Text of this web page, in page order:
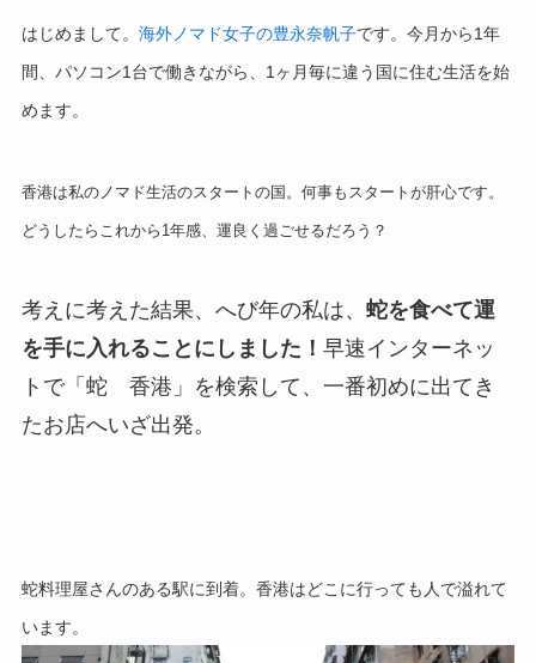
はじめまして。 海外ノマド女子の豊永奈帆子です。 今月から1年
間、パソコン1台で働きながら、1ヶ月毎に違う国に住む生活を始
めます。
香港は私のノマド生活のスタートの国。何事もスタートが肝心です。
どうしたらこれから1年感、運良く過ごせるだろう？
考えに考えた結果、 へび年の私は、 蛇を食べて運
を手に入れることにしました！ 早速インターネッ
トで「蛇 香港」を検索して、一番初めに出てき
たお店へいざ出発。
蛇料理屋さんのある駅に到着。香港はどこに行っても人で溢れて
います。